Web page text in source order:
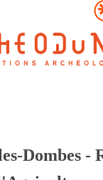
Dombes -